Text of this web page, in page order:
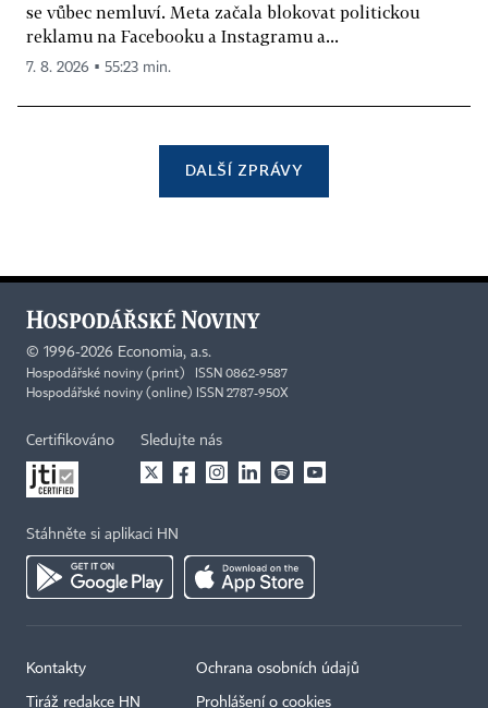
se vůbec nemluví. Meta začala blokovat politickou
reklamu na Facebooku a Instagramu a...
7. 8. 2026 ▪ 55:23 min.
DALŠÍ ZPRÁVY
© 1996-2026 Economia, a.s.
Hospodářské noviny (print) ISSN 0862-9587
Hospodářské noviny (online) ISSN 2787-950X
Certifikováno Sledujte nás
Stáhněte si aplikaci HN
Kontakty
Tiráž redakce HN
Ochrana osobních údajů
Prohlášení o cookies